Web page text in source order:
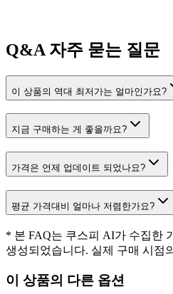
Q&A 자주 묻는 질문
이 상품의 역대 최저가는 얼마인가요?
지금 구매하는 게 좋을까요?
가격은 언제 업데이트 되었나요?
평균 가격대비 얼마나 저렴한가요?
* 본 FAQ는 쿠스피 AI가 수집한
생성되었습니다. 실제 구매 시점
이 상품의 다른 옵션